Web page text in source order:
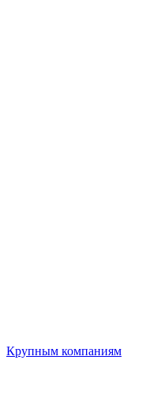
Крупным компаниям